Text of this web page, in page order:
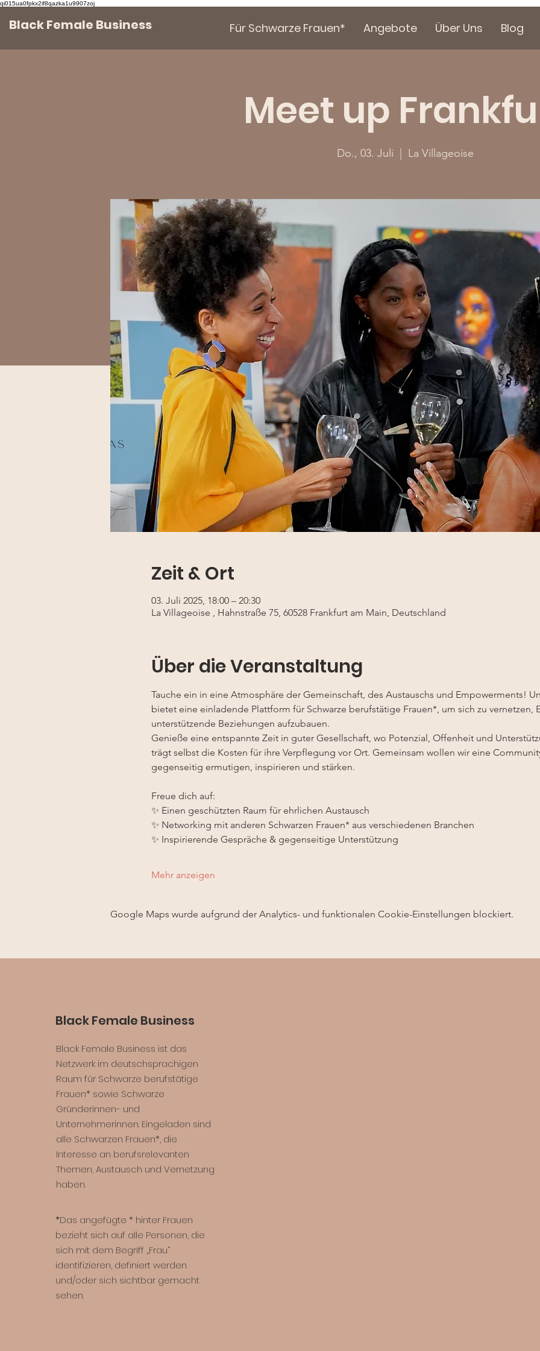
qi015ua0fpkx2if8qazka1u9907zoj
Black Female Business Für Schwarze Frauen* Angebote Über Uns Blog
Meet up
Do., 03. Juli La Villageoise
Zeit & Ort
03. Juli 2025, 18:00 – 20:30
La Villageoise , Hahnstraße 75, 60528 Frankfurt am Main, Deutschland
Über die Veranstaltung
Tauche ein in eine Atmosphäre der Gemeinschaft, des Austauschs und Empowerments!
bietet eine einladende Plattform für Schwarze berufstätige Frauen*, um sich zu vernetzen,
unterstützende Beziehungen aufzubauen.
Genieße eine entspannte Zeit in guter Gesellschaft, wo Potenzial, Offenheit und
trägt selbst die Kosten für ihre Verpflegung vor Ort. Gemeinsam wollen wir eine
gegenseitig ermutigen, inspirieren und stärken.
Freue dich auf:
✨ Einen geschützten Raum für ehrlichen Austausch
✨ Networking mit anderen Schwarzen Frauen* aus verschiedenen Branchen
✨ Inspirierende Gespräche & gegenseitige Unterstützung
Mehr anzeigen
Google Maps wurde aufgrund der Analytics- und funktionalen Cookie-Einstellungen blockiert.
Black Female Business
Black Female Business ist das
Netzwerk im deutschsprachigen
Raum für Schwarze berufstätige
Frauen* sowie Schwarze
Gründerinnen- und
Unternehmerinnen. Eingeladen sind
alle Schwarzen Frauen*, die
Interesse an berufsrelevanten
Themen, Austausch und Vernetzung
haben.
*Das angefügte * hinter Frauen
bezieht sich auf alle Personen, die
sich mit dem Begriff „Frau“
identifizieren, definiert werden
und/oder sich sichtbar gemacht
sehen.